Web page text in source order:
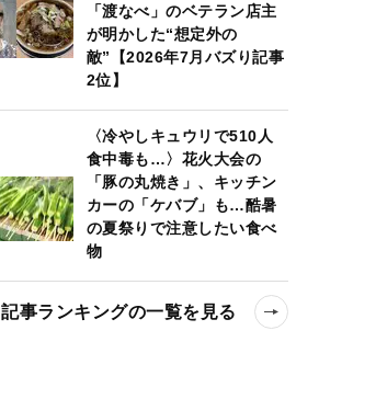
「渡なべ」のベテラン店主
が明かした“想定外の
敵”【2026年7月バズり記事
2位】
〈冷やしキュウリで510人
食中毒も…〉花火大会の
「豚の丸焼き」、キッチン
カーの「ケバブ」も…酷暑
の夏祭りで注意したい食べ
物
記事ランキングの一覧を見る